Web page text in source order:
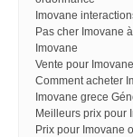
Imovane
Pas cher Imovane
Imovane
Vente pour
Comment acheter
Imovane grece
Meilleurs prix pour
Prix pour Imovane